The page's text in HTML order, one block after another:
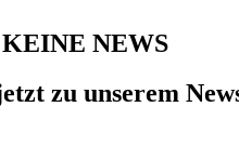
NEWS
zu unserem